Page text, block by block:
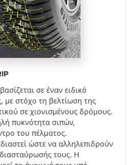
σε έναν ειδικό
με στόχο τη βελτίωση της
σε χιονισμένους δρόμους.
πυκνότητα σιπών,
του πέλματος.
ώστε να αλληλεπιδρούν
τους. Η